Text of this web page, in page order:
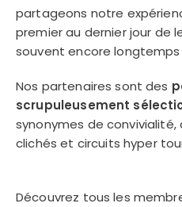
partageons notre
premier au dernier jour de
souvent encore longtemps
Nos partenaires sont des
scrupuleusement
synonymes de
clichés et circuits hyper
Découvrez tous les